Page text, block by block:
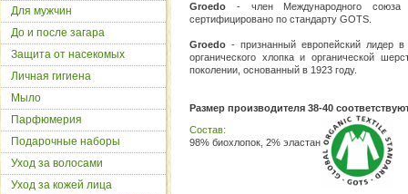
Groedo - член Международного союза
сертифицировано по стандарту GOTS.
Groedo- признанный европейский лидер в
органического хлопка и органической
поколении, основанный в 1923 году.
Размер производителя 38-40
Состав:
98% биохлопок, 2% эластан
Для мужчин
До и после загара
Защита от насекомых
Личная гигиена
Мыло
Парфюмерия
Подарочные наборы
Уход за волосами
Уход за кожей лица